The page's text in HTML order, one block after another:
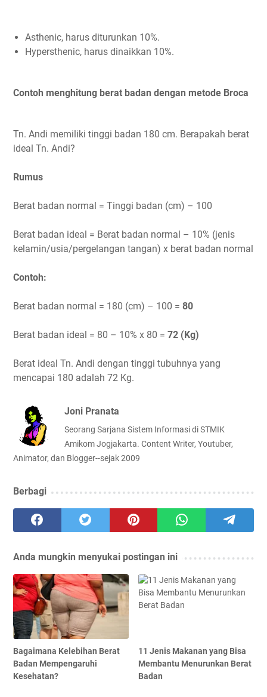
Asthenic, harus diturunkan 10%.
Hypersthenic, harus dinaikkan 10%.
Contoh menghitung berat badan dengan metode Broca
Tn. Andi memiliki tinggi badan 180 cm. Berapakah berat
ideal Tn. Andi?
Rumus
Berat badan normal = Tinggi badan (cm) – 100
Berat badan ideal = Berat badan normal – 10% (jenis
kelamin/usia/pergelangan tangan) x berat badan normal
Contoh:
Berat badan normal = 180 (cm) – 100 = 80
Berat badan ideal = 80 – 10% x 80 = 72 (Kg)
Berat ideal Tn. Andi dengan tinggi tubuhnya yang
mencapai 180 adalah 72 Kg.
Joni Pranata
Seorang Sarjana Sistem Informasi di STMIK
Amikom Jogjakarta. Content Writer, Youtuber,
Animator, dan Blogger--sejak 2009
Berbagi
Anda mungkin menyukai postingan ini
Bagaimana Kelebihan Berat
Badan Mempengaruhi
Kesehatan?
11 Jenis Makanan yang Bisa
Membantu Menurunkan Berat
Badan